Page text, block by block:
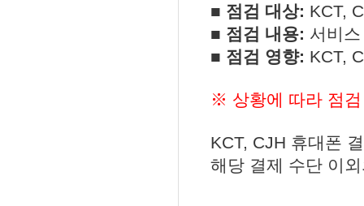
■ 점검 대상: KCT,
■ 점검 내용: 서비
■ 점검 영향: KCT,
※ 상황에 따라 점
KCT, CJH 휴대폰
해당 결제 수단 이